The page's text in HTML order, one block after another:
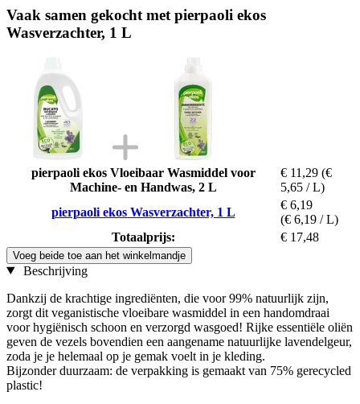
Vaak samen gekocht met pierpaoli ekos
Wasverzachter, 1 L
pierpaoli ekos Vloeibaar Wasmiddel voor
Machine- en Handwas, 2 L
€ 11,29 (€
5,65 / L)
pierpaoli ekos Wasverzachter, 1 L
€ 6,19
(€ 6,19 / L)
Totaalprijs:
€ 17,48
Voeg beide toe aan het winkelmandje
Beschrijving
Dankzij de krachtige ingrediënten, die voor 99% natuurlijk zijn,
zorgt dit veganistische vloeibare wasmiddel in een handomdraai
voor hygiënisch schoon en verzorgd wasgoed! Rijke essentiële oliën
geven de vezels bovendien een aangename natuurlijke lavendelgeur,
zoda je je helemaal op je gemak voelt in je kleding.
Bijzonder duurzaam: de verpakking is gemaakt van 75% gerecycled
plastic!